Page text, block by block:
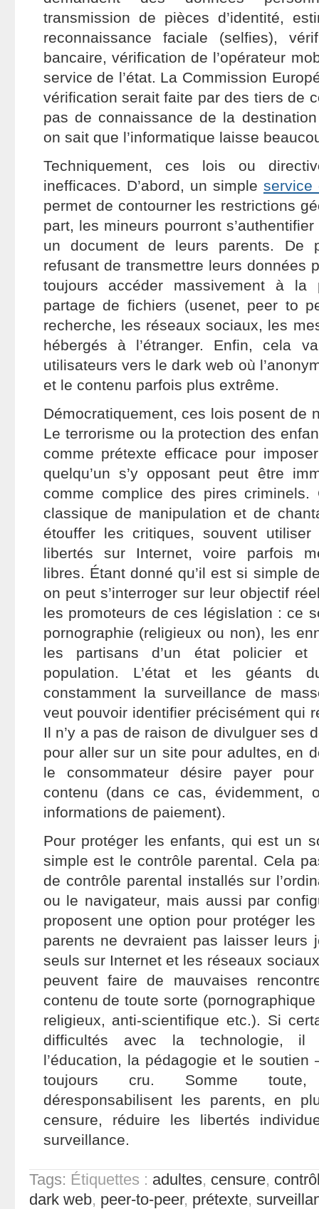
transmission de pièces d’identité,
reconnaissance faciale (selfies),
bancaire, vérification de l’opérateur
service de l’état. La Commission
vérification serait faite par des tiers de
pas de connaissance de la
on sait que l’informatique laisse
Techniquement, ces lois ou
inefficaces. D’abord, un simple service
permet de contourner les restrictions
part, les mineurs pourront
un document de leurs parents. De
refusant de transmettre leurs données
toujours accéder massivement à la
partage de fichiers (usenet, peer to
recherche, les réseaux sociaux, les
hébergés à l’étranger. Enfin, cela
utilisateurs vers le dark web où
et le contenu parfois plus extrême.
Démocratiquement, ces lois posent de
Le terrorisme ou la protection des
comme prétexte efficace pour
quelqu’un s’y opposant peut être
comme complice des pires criminels.
classique de manipulation et de
étouffer les critiques, souvent
libertés sur Internet, voire parfois
libres. Étant donné qu’il est si simple
on peut s’interroger sur leur objectif
les promoteurs de ces législation : ce
pornographie (religieux ou non), les
les partisans d’un état policier
population. L’état et les géants
constamment la surveillance de
veut pouvoir identifier précisément qui
Il n’y a pas de raison de divulguer ses
pour aller sur un site pour adultes, en
le consommateur désire payer
contenu (dans ce cas, évidemment,
informations de paiement).
Pour protéger les enfants, qui est un
simple est le contrôle parental. Cela
de contrôle parental installés sur
ou le navigateur, mais aussi par
proposent une option pour protéger
parents ne devraient pas laisser leurs
seuls sur Internet et les réseaux
peuvent faire de mauvaises
contenu de toute sorte
religieux, anti-scientifique etc.). Si
difficultés avec la technologie, il
l’éducation, la pédagogie et le
toujours cru. Somme
déresponsabilisent les parents, en
censure, réduire les libertés
surveillance.
Tags: Étiquettes : adultes, censure,
dark web, peer-to-peer, prétexte,